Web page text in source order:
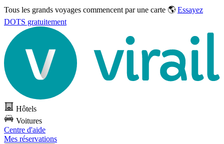
Tous les grands voyages commencent par une carte 🌎 Essayez
DOTS gratuitement
Hôtels
Voitures
Centre d'aide
Mes réservations